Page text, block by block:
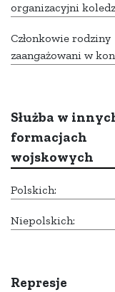
organizacyjni
Członkowie rodziny
zaangażowani w
Służba w
formacjach
wojskowych
Polskich:
Niepolskich:
Represje